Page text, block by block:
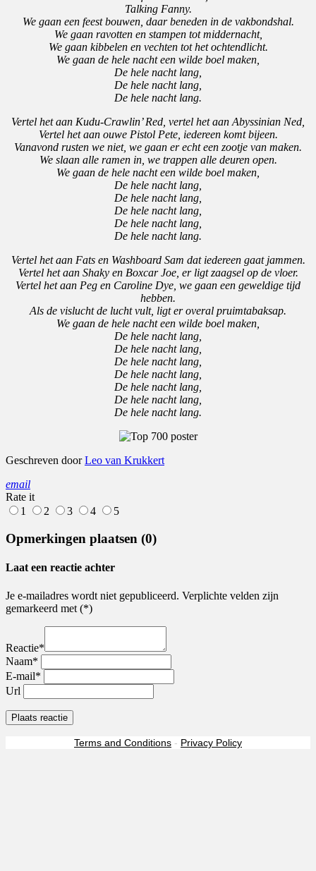
Talking Fanny.
We gaan een feest bouwen, daar beneden in de vakbondshal.
We gaan ravotten en stampen tot middernacht,
We gaan kibbelen en vechten tot het ochtendlicht.
We gaan de hele nacht een wilde boel maken,
De hele nacht lang,
De hele nacht lang,
De hele nacht lang.
Vertel het aan Kudu-Crawlin’ Red, vertel het aan Abyssinian Ned,
Vertel het aan ouwe Pistol Pete, iedereen komt bijeen.
Vanavond rusten we niet, we gaan er echt een zootje van maken.
We slaan alle ramen in, we trappen alle deuren open.
We gaan de hele nacht een wilde boel maken,
De hele nacht lang,
De hele nacht lang,
De hele nacht lang,
De hele nacht lang,
De hele nacht lang.
Vertel het aan Fats en Washboard Sam dat iedereen gaat jammen.
Vertel het aan Shaky en Boxcar Joe, er ligt zaagsel op de vloer.
Vertel het aan Peg en Caroline Dye, we gaan een geweldige tijd
hebben.
Als de vislucht de lucht vult, ligt er overal pruimtabaksap.
We gaan de hele nacht een wilde boel maken,
De hele nacht lang,
De hele nacht lang,
De hele nacht lang,
De hele nacht lang,
De hele nacht lang,
De hele nacht lang,
De hele nacht lang.
Geschreven doorLeo van Krukkert
email
Rate it
1
2 3 4 5
Opmerkingen plaatsen (0)
Laat een reactie achter
Je e-mailadres wordt niet gepubliceerd. Verplichte velden zijn
gemarkeerd met (*)
Reactie*
Naam*
E-mail*
Url
Terms and Conditions - Privacy Policy